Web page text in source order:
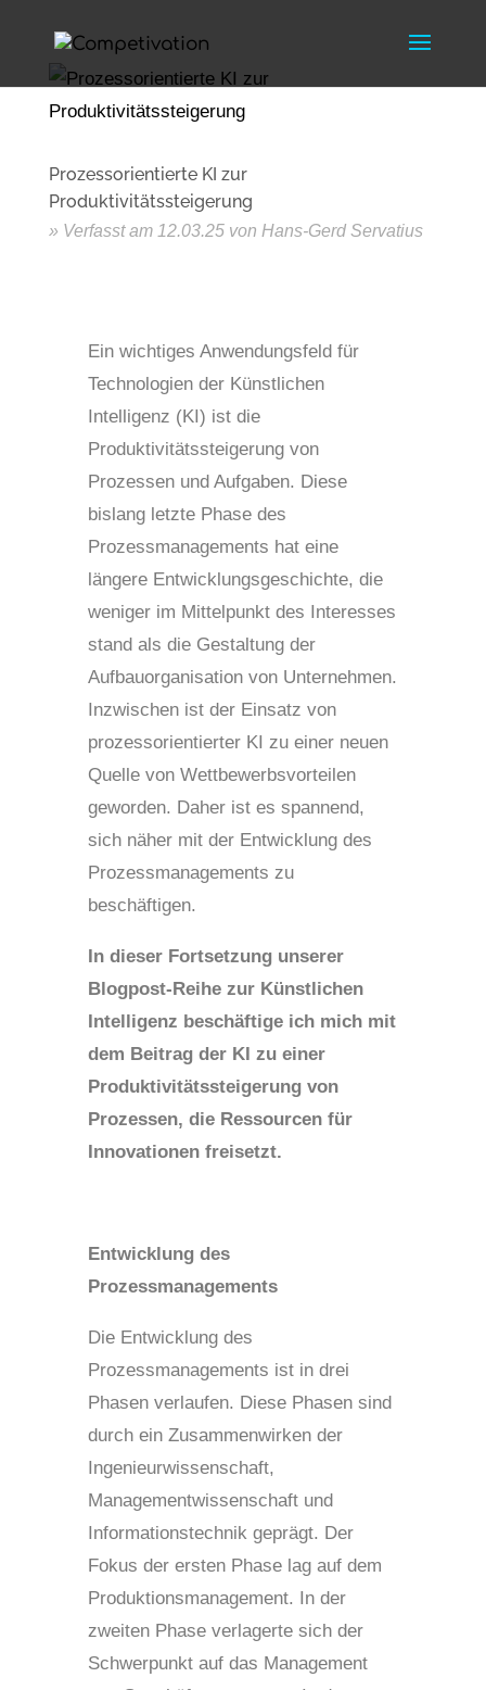
Prozessorientierte KI zur
Produktivitätssteigerung
12.03.25
Ein wichtiges Anwendungsfeld für
Technologien der Künstlichen
Intelligenz (KI) ist die
Produktivitätssteigerung von
Prozessen und Aufgaben. Diese
bislang letzte Phase des
Prozessmanagements hat eine
längere Entwicklungsgeschichte, die
weniger im Mittelpunkt des Interesses
stand als die Gestaltung der
Aufbauorganisation von Unternehmen.
Inzwischen ist der Einsatz von
prozessorientierter KI zu einer neuen
Quelle von Wettbewerbsvorteilen
geworden. Daher ist es spannend,
sich näher mit der Entwicklung des
Prozessmanagements zu
beschäftigen.
In dieser Fortsetzung unserer
Blogpost-Reihe zur Künstlichen
Intelligenz beschäftige ich mich mit
dem Beitrag der KI zu einer
Produktivitätssteigerung von
Prozessen, die Ressourcen für
Innovationen freisetzt.
Entwicklung des
Prozessmanagements
Die Entwicklung des
Prozessmanagements ist in drei
Phasen verlaufen. Diese Phasen sind
durch ein Zusammenwirken der
Ingenieurwissenschaft,
Managementwissenschaft und
Informationstechnik geprägt. Der
Fokus der ersten Phase lag auf dem
Produktionsmanagement. In der
zweiten Phase verlagerte sich der
Schwerpunkt auf das Management